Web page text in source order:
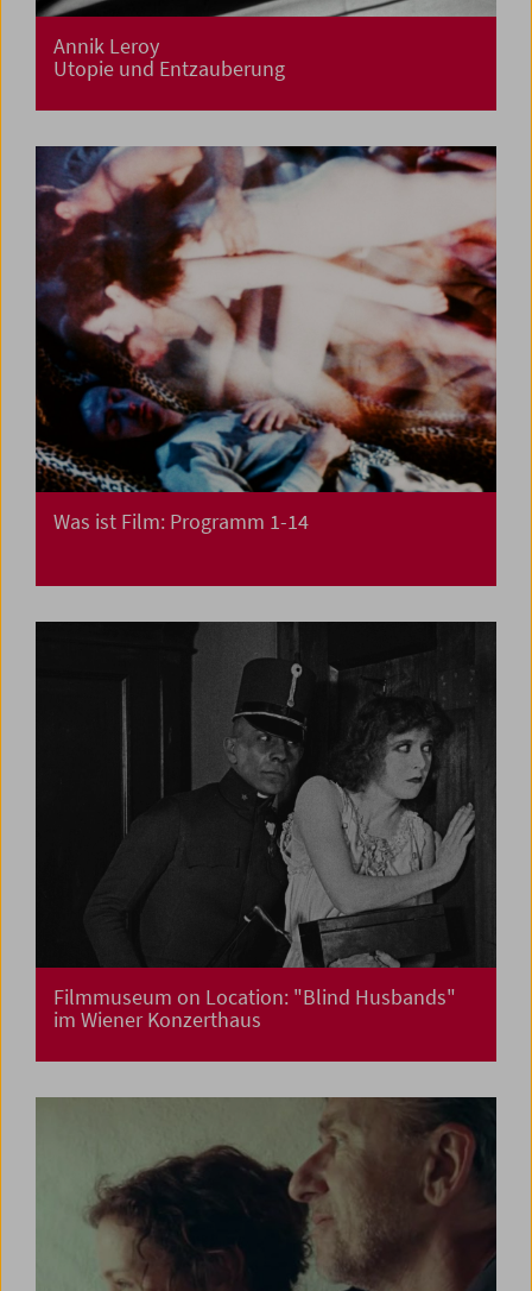
Annik Leroy
Utopie und Entzauberung
Was ist Film: Programm 1-14
Filmmuseum on Location: "Blind Husbands"
im Wiener Konzerthaus